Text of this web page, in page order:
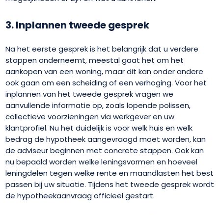
3. Inplannen tweede gesprek
Na het eerste gesprek is het belangrijk dat u verdere
stappen onderneemt, meestal gaat het om het
aankopen van een woning, maar dit kan onder andere
ook gaan om een scheiding of een verhoging. Voor het
inplannen van het tweede gesprek vragen we
aanvullende informatie op, zoals lopende polissen,
collectieve voorzieningen via werkgever en uw
klantprofiel. Nu het duidelijk is voor welk huis en welk
bedrag de hypotheek aangevraagd moet worden, kan
de adviseur beginnen met concrete stappen. Ook kan
nu bepaald worden welke leningsvormen en hoeveel
leningdelen tegen welke rente en maandlasten het best
passen bij uw situatie. Tijdens het tweede gesprek wordt
de hypotheekaanvraag officieel gestart.